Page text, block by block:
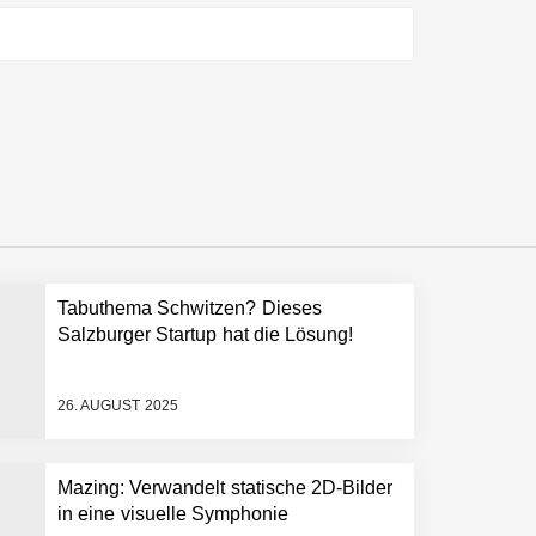
Tabuthema Schwitzen? Dieses
Salzburger Startup hat die Lösung!
26. AUGUST 2025
Mazing: Verwandelt statische 2D-Bilder
in eine visuelle Symphonie